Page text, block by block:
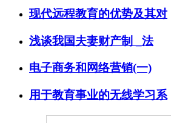
现代远程教育的优势及其对
浅谈我国夫妻财产制 _法
电子商务和网络营销(一)
用于教育事业的无线学习系